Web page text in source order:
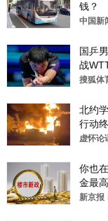
钱？
中国新
国乒
战
八强
搜狐体
北约
行动
将投降
虚怀论
你也
金最
1年
新京报